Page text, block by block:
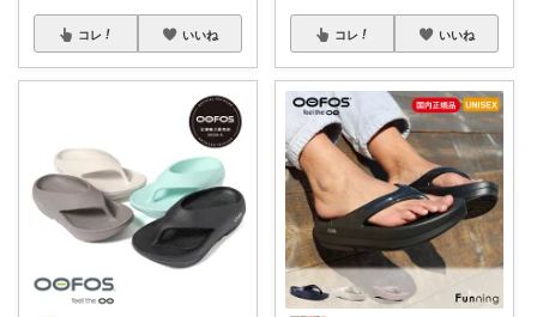
コレ いいね コレ いいね